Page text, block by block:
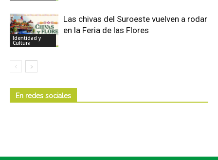
Identidad y
Cultura
Las chivas del Suroeste vuelven a rodar
en la Feria de las Flores
En redes sociales